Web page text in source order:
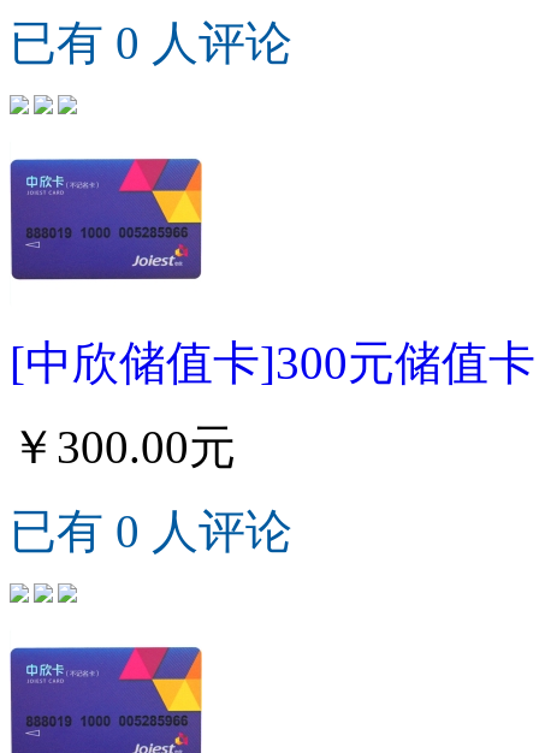
已有 0 人评论
[中欣储值卡]300元储值卡
￥300.00元
已有 0 人评论